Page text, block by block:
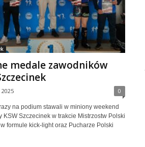
medale zawodników
0
na podium stawali w miniony weekend
KSW Szczecinek w trakcie Mistrzostw Polski
formule kick-light oraz Pucharze Polski